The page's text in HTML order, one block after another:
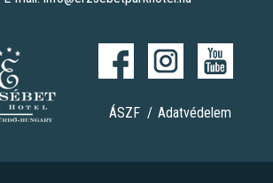
ÁSZF Adatvédelem